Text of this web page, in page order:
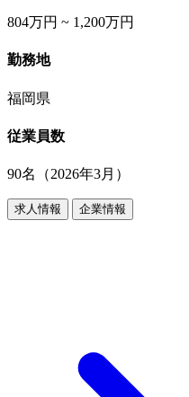
804万円 ~ 1,200万円
勤務地
福岡県
従業員数
90名（2026年3月）
求人情報 企業情報